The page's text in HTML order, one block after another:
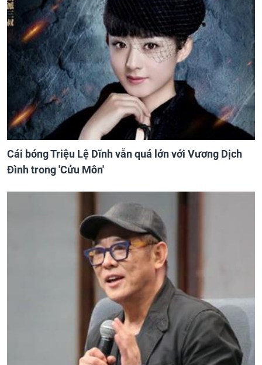
Cái bóng Triệu Lệ Dĩnh vẫn quá lớn với Vương Dịch
Đình trong 'Cửu Môn'